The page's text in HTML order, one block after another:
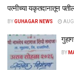
पत्नीच्या यकृतदानातून
BYGUHAGAR NEWS
BY